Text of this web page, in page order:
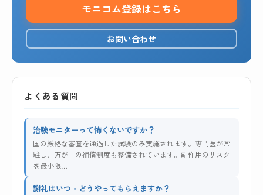
モニコム登録はこちら
お問い合わせ
よくある質問
治験モニターって怖くないですか？
国の厳格な審査を通過した試験のみ実施されます。専門医が常
駐し、万が一の補償制度も整備されています。副作用のリスク
を最小限…
謝礼はいつ・どうやってもらえますか？